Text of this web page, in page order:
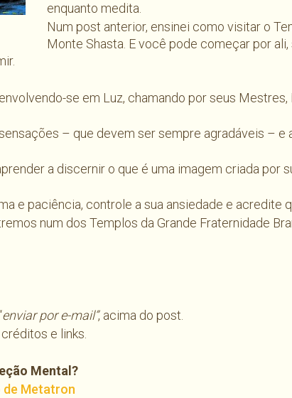
enquanto medita.
Num post anterior, ensinei como visitar o
Monte Shasta. E você pode começar por
se em Luz, chamando por seus
– que devem ser sempre agradáveis – e
a discernir o que é uma imagem criada por
e paciência, controle a sua ansiedade e acredite
num dos Templos da Grande Fraternidade
enviar por e-mail”, acima do post.
e links.
Mental?
de Metatron